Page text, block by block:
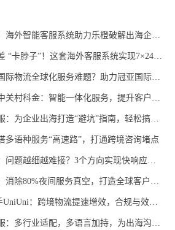
从中国智造到中国智服：海外智能客服系统助力乐橙破解出海企业的服务困局
眼镜跨境电商别再被时差 “卡脖子”！这套海外客服系统实现7×24小时服务，客户满意度提升35%
海外客服系统如何破解国际物流全球化服务难题？助力冠亚国际物流实现服务效率与客户满意度双重提升！
出海智能客服怎么样？中关村科金：智能一体化服务，提升客户体验
中关村科金出海智能客服：为企业出海打造“避坑”指南，轻松搞定出海难题
多语种服务“高速路”，打通跨境咨询堵点
跨境零售海外客服难题：问题越细越难接？3个方向实现快响应、准解答
跨境电商海外客服系统：消除80%夜间服务真空，打造全球客户优质服务体验
中关村科金Instadesk携手UniUni：跨境物流提速增效，合规与效率双突破
中关村科金出海智能客服：多行业适配，多语言加持，为出海沟通全兜底！